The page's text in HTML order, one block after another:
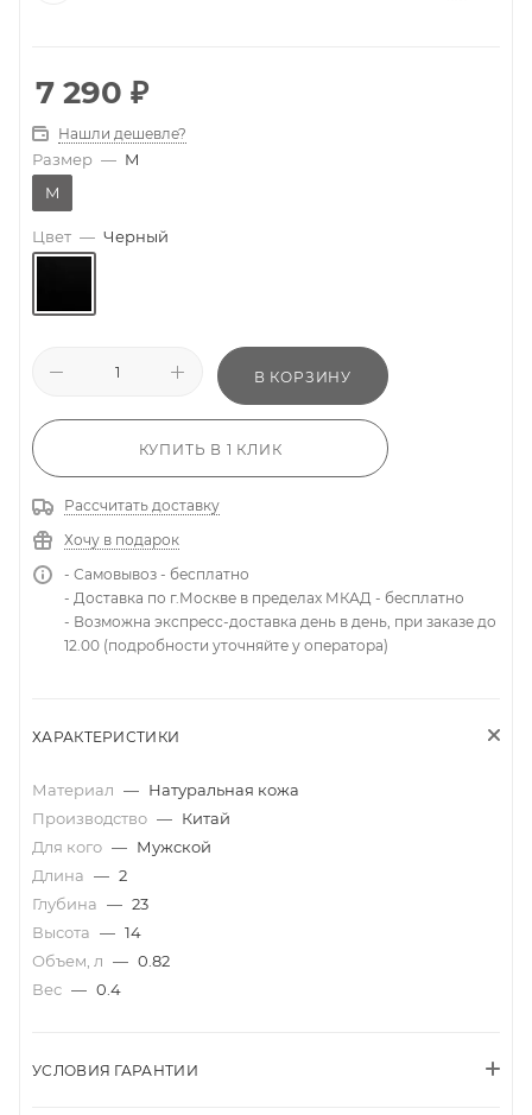
7 290 ₽
Нашли дешевле?
Размер — M
M
Цвет — Черный
В КОРЗИНУ
КУПИТЬ В 1 КЛИК
Рассчитать доставку
Хочу в подарок
- Самовывоз - бесплатно
- Доставка по г.Москве в пределах МКАД - бесплатно
- Возможна экспресс-доставка день в день, при заказе до
12.00 (подробности уточняйте у оператора)
ХАРАКТЕРИСТИКИ
Материал — Натуральная кожа
Производство — Китай
Для кого — Мужской
Длина — 2
Глубина — 23
Высота — 14
Объем, л — 0.82
Вес — 0.4
УСЛОВИЯ ГАРАНТИИ